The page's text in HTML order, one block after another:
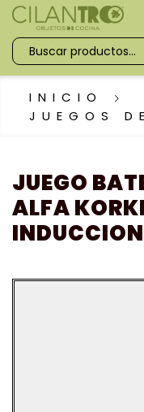
INICIO
JUEGOS
JUEGO
ALFA
INDUCCION